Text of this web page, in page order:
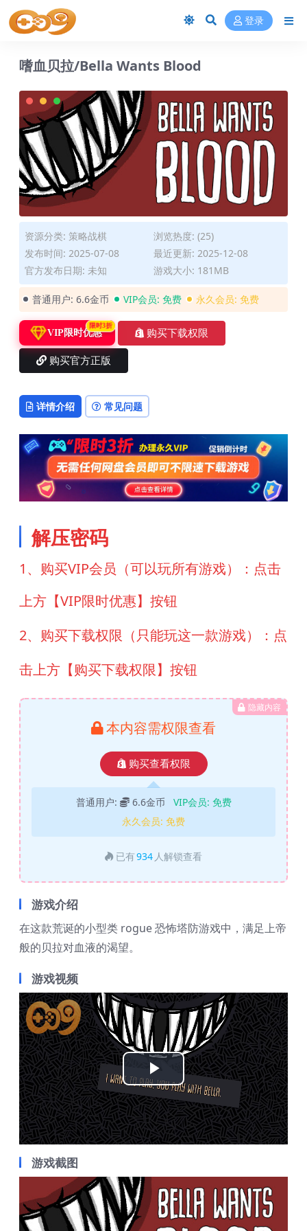
登录
嗜血贝拉/Bella Wants Blood
资源分类: 策略战棋
浏览热度: (25)
发布时间: 2025-07-08
最近更新: 2025-12-08
官方发布日期: 未知
游戏大小: 181MB
普通用户: 6.6金币 VIP会员: 免费 永久会员: 免费
VIP限时优惠
限时3折
购买下载权限
购买官方正版
详情介绍 常见问题
解压密码
1、购买VIP会员（可以玩所有游戏）：点击
上方【VIP限时优惠】按钮
2、购买下载权限（只能玩这一款游戏）：点
击上方【购买下载权限】按钮
隐藏内容
本内容需权限查看
购买查看权限
普通用户: 6.6金币 VIP会员: 免费
永久会员: 免费
已有934 人解锁查看
游戏介绍
在这款荒诞的小型类 rogue 恐怖塔防游戏中，满足上帝
般的贝拉对血液的渴望。
游戏视频
Play
Video
游戏截图